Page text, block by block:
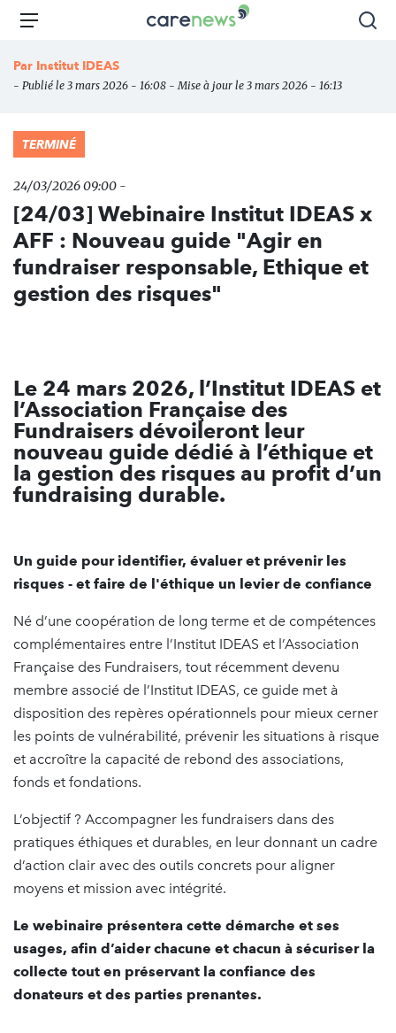
Aller
principal
Carenews,
des
Menu
Par Institut IDEAS
- Publié le 3 mars 2026 - 16:08 - Mise à jour le 3 mars 2026 - 16:13
TERMINÉ
24/03/2026 09:00 -
[24/03] Webinaire Institut IDEAS x
AFF : Nouveau guide "Agir en
fundraiser responsable, Ethique et
gestion des risques"
Le 24 mars 2026, l’Institut IDEAS et
l’Association Française des
Fundraisers dévoileront leur
nouveau guide dédié à l’éthique et
la gestion des risques au profit d’un
fundraising durable.
Un guide pour identifier, évaluer et prévenir les
risques - et faire de l'éthique un levier de confiance
Né d’une coopération de long terme et de compétences
complémentaires entre l’Institut IDEAS et l’Association
Française des Fundraisers, tout récemment devenu
membre associé de l’Institut IDEAS, ce guide met à
disposition des repères opérationnels pour mieux cerner
les points de vulnérabilité, prévenir les situations à risque
et accroître la capacité de rebond des associations,
fonds et fondations.
L’objectif ? Accompagner les fundraisers dans des
pratiques éthiques et durables, en leur donnant un cadre
d’action clair avec des outils concrets pour aligner
moyens et mission avec intégrité.
Le webinaire présentera cette démarche et ses
usages, afin d’aider chacune et chacun à sécuriser la
collecte tout en préservant la confiance des
donateurs et des parties prenantes.